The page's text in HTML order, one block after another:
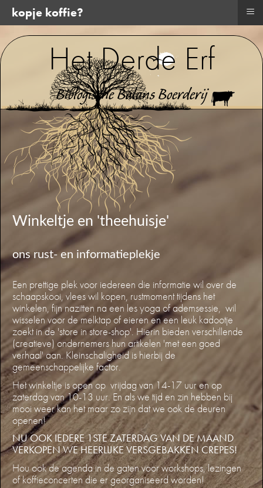
Het Derde Erf
Biologische Balans Boerderij
Winkeltje en 'theehuisje'
ons rust- en informatieplekje
Een prettige plek voor iedereen die informatie wil over de
schaapskooi, vlees wil kopen, rustmoment tijdens het
winkelen, fijn nazitten na een les yoga of ademsessie, wil
wisselen voor de melktap of eieren en een leuk kadootje
zoekt in de 'store in store-shop'. Hierin bieden verschillende
(creatieve) ondernemers hun artikelen 'met een goed
verhaal' aan. Kleinschaligheid is hierbij de
gemeenschappelijke factor.
Het winkeltje is open op vrijdag van 14-17 uur en op
zaterdag van 10-13 uur. En als we tijd en zin hebben bij
mooi weer kan het maar zo zijn dat we ook de deuren
openen!
NU OOK IEDERE 1STE ZATERDAG VAN DE MAAND
VERKOPEN WE HEERLIJKE VERSGEBAKKEN CREPES!
Hou ook de agenda in de gaten voor workshops, lezingen
of koffieconcerten die er georganiseerd worden!
kopje koffie? ≡